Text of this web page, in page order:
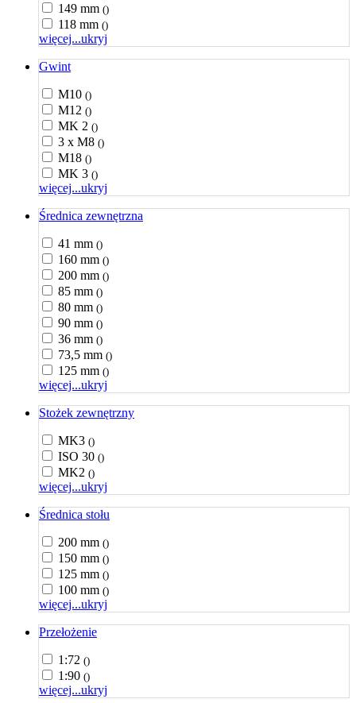
149 mm ()
118 mm ()
więcej...ukryj
Gwint
M10 ()
M12 ()
MK 2 ()
3 x M8 ()
M18 ()
MK 3 ()
więcej...ukryj
Średnica zewnętrzna
41 mm ()
160 mm ()
200 mm ()
85 mm ()
80 mm ()
90 mm ()
36 mm ()
73,5 mm ()
125 mm ()
więcej...ukryj
Stożek zewnętrzny
MK3 ()
ISO 30 ()
MK2 ()
więcej...ukryj
Średnica stołu
200 mm ()
150 mm ()
125 mm ()
100 mm ()
więcej...ukryj
Przełożenie
1:72 ()
1:90 ()
więcej...ukryj